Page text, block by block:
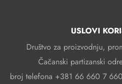
USLOVI
Društvo za proizvodnju,
Čačanski partizanski
broj telefona +381 66 660 7